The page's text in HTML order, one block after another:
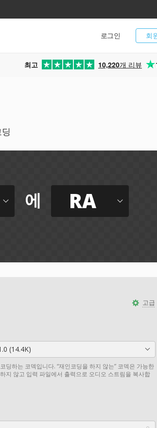
회
로그인
최고 10,220개 리뷰
에 RA
고급
(14.4K)
딩하는 코덱입니다. “재인코딩을 하지 않는” 코덱은 가능한
지 않고 입력 파일에서 출력으로 오디오 스트림을 복사합